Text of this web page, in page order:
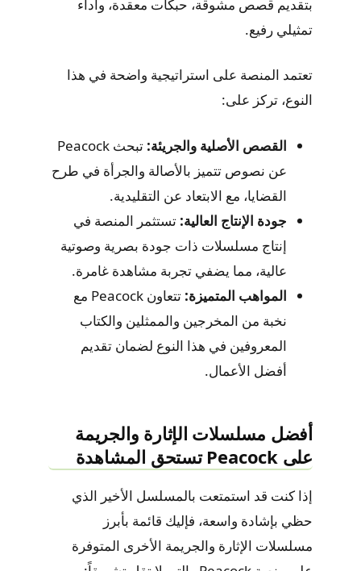
بتقديم قصص مشوقة، حبكات معقدة، وأداء
تمثيلي رفيع.
تعتمد المنصة على استراتيجية واضحة في هذا
النوع، تركز على:
القصص الأصلية والجريئة:
تبحث Peacock
عن نصوص تتميز بالأصالة والجرأة في طرح
القضايا، مع الابتعاد عن التقليدية.
جودة الإنتاج العالية: تستثمر المنصة في
إنتاج مسلسلات ذات جودة بصرية وصوتية
عالية، مما يضفي تجربة مشاهدة غامرة.
المواهب المتميزة:
تتعاون Peacock مع
نخبة من المخرجين والممثلين والكتاب
المعروفين في هذا النوع لضمان تقديم
أفضل الأعمال.
أفضل مسلسلات الإثارة والجريمة
على Peacock تستحق المشاهدة
إذا كنت قد استمتعت بالمسلسل الأخير الذي
حظي بإشادة واسعة، فإليك قائمة بأبرز
مسلسلات الإثارة والجريمة الأخرى المتوفرة